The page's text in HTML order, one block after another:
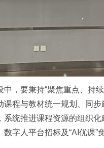
，要秉持“聚焦重点、持
程与教材统一规划、同
统推进课程资源的组织
字人平台招标及“AI优课”